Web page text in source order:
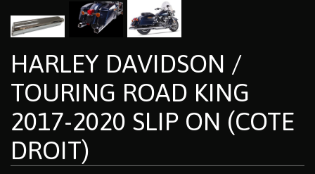
HARLEY DAVIDSON /
TOURING ROAD KING
2017-2020 SLIP ON (COTE
DROIT)